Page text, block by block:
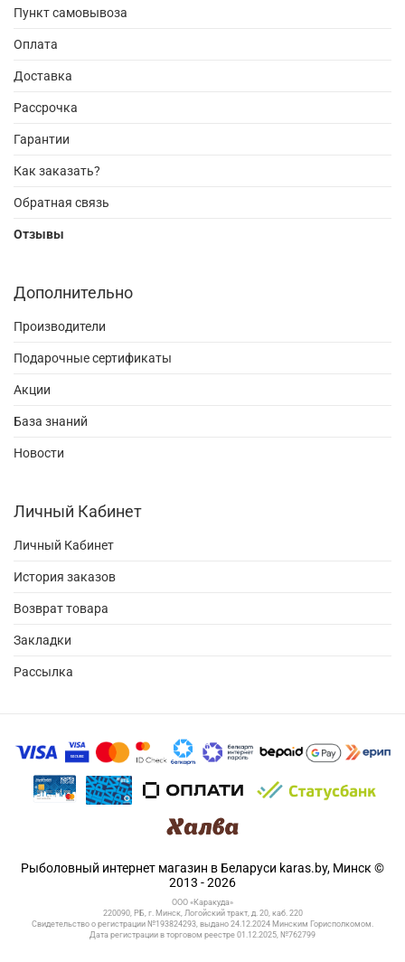
Пункт самовывоза
Оплата
Доставка
Рассрочка
Гарантии
Как заказать?
Обратная связь
Отзывы
Дополнительно
Производители
Подарочные сертификаты
Акции
База знаний
Новости
Личный Кабинет
Личный Кабинет
История заказов
Возврат товара
Закладки
Рассылка
Рыболовный интернет магазин в Беларуси karas.by, Минск ©
2013 - 2026
ООО «Каракуда»
220090, РБ, г. Минск, Логойский тракт, д. 20, каб. 220
Свидетельство о регистрации №193824293, выдано 24.12.2024 Минским Горисполкомом.
Дата регистрации в торговом реестре 01.12.2025, №762799